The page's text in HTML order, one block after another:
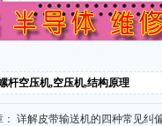
杆空压机,空压机,结构原理
详解皮带输送机的四种常见纠